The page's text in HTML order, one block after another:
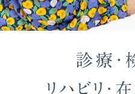
相談窓口
交通アクセス